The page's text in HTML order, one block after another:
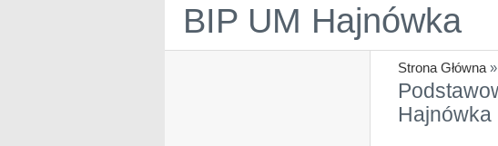
BIP UM Hajnówka
Strona Główna »
Hajnówka